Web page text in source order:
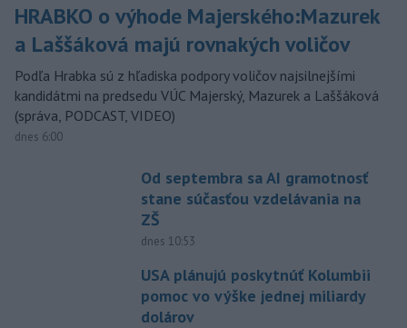
HRABKO o výhode Majerského:Mazurek
a Laššáková majú rovnakých voličov
Podľa Hrabka sú z hľadiska podpory voličov najsilnejšími
kandidátmi na predsedu VÚC Majerský, Mazurek a Laššáková
(správa, PODCAST, VIDEO)
dnes 6:00
Od septembra sa AI gramotnosť
stane súčasťou vzdelávania na
ZŠ
dnes 10:53
USA plánujú poskytnúť Kolumbii
pomoc vo výške jednej miliardy
dolárov